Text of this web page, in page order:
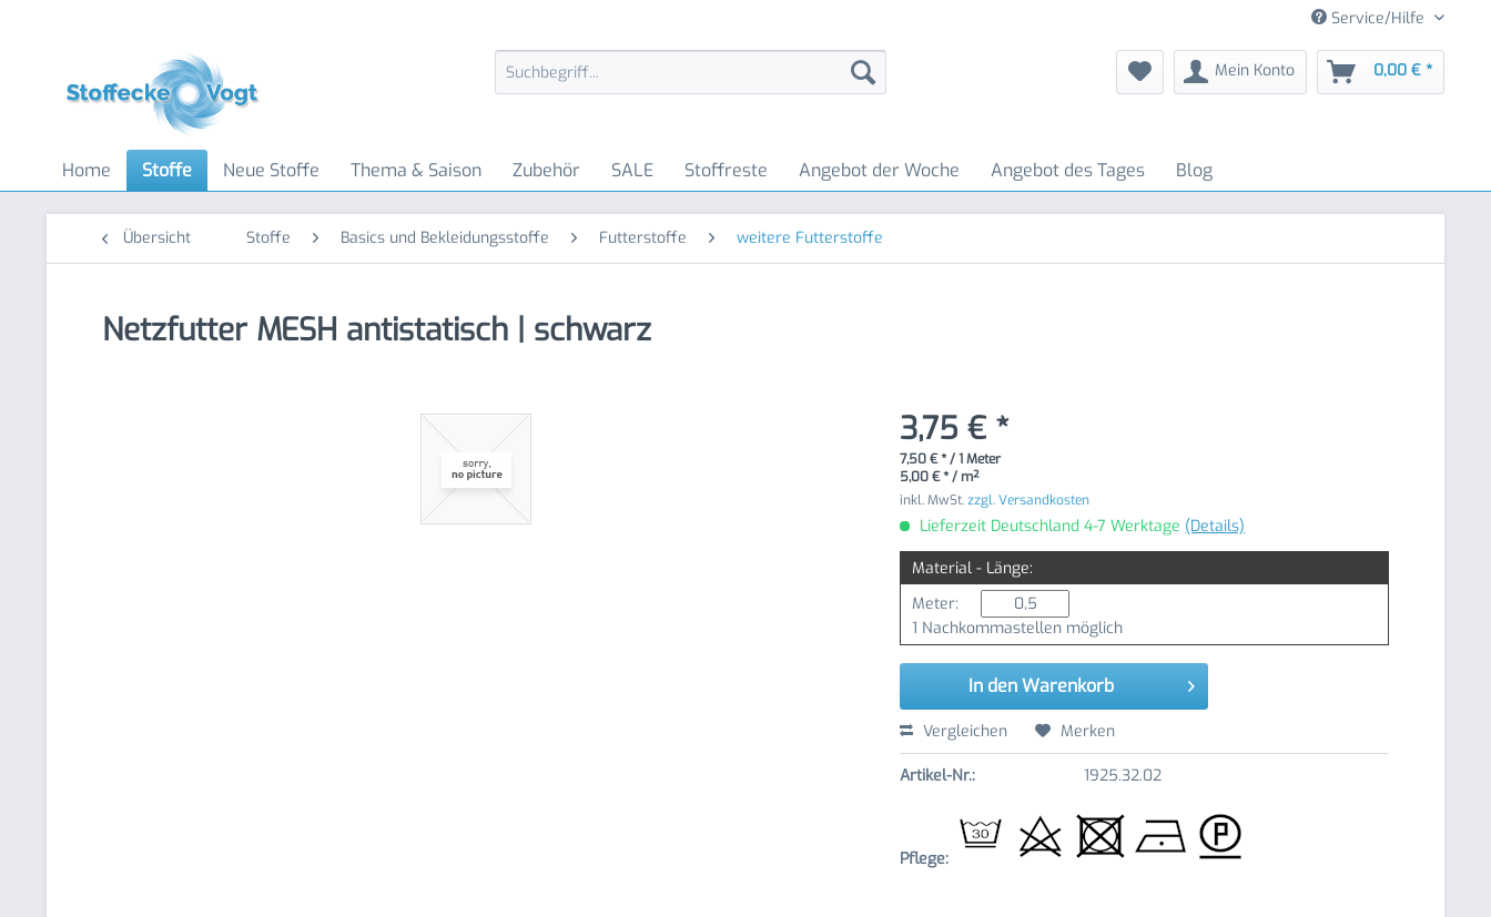
Service/Hilfe
Mein Konto 0,00 € *
Home Stoffe Neue Stoffe Thema & Saison Zubehör SALE Stoffreste Angebot der Woche Angebot des Tages Blog
Übersicht Stoffe Basics und Bekleidungsstoffe Futterstoffe weitere Futterstoffe
Netzfutter MESH antistatisch | schwarz
3,75 € *
7,50 € * / 1 Meter
5,00 € * / m²
inkl. MwSt.zzgl. Versandkosten
Lieferzeit Deutschland 4-7 Werktage (Details)
Material - Länge:
Meter:
1 Nachkommastellen möglich
In den Warenkorb
Vergleichen Merken
Artikel-Nr.: 1925.32.02
Pflege: